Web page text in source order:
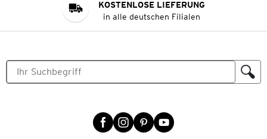
KOSTENLOSE LIEFERUNG
in alle deutschen Filialen